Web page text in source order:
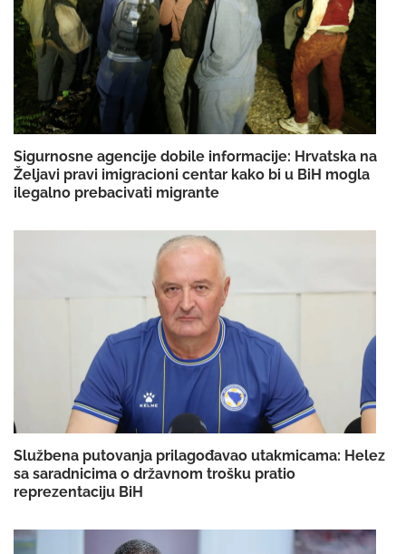
Sigurnosne agencije dobile informacije: Hrvatska na
Željavi pravi imigracioni centar kako bi u BiH mogla
ilegalno prebacivati migrante
Službena putovanja prilagođavao utakmicama: Helez
sa saradnicima o državnom trošku pratio
reprezentaciju BiH